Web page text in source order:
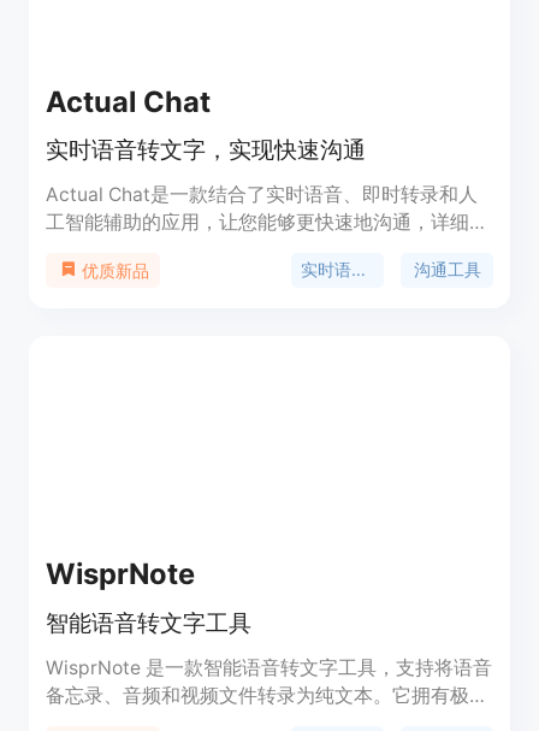
Actual Chat
实时语音转文字，实现快速沟通
Actual Chat是一款结合了实时语音、即时转录和人
工智能辅助的应用，让您能够更快速地沟通，详细回
音消息，将语音和文字融合成一个单一的媒介。通过
优质新品 实时语音转文字 沟通工具
WisprNote
智能语音转文字工具
WisprNote 是一款智能语音转文字工具，支持将语音
备忘录、音频和视频文件转录为纯文本。它拥有极高